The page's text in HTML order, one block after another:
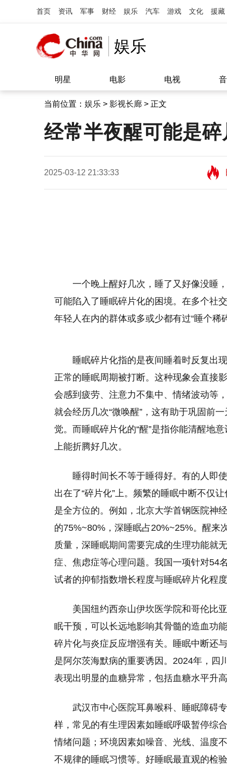
首页 资讯 军事 财经 娱乐 汽车 游戏 文化 援藏
娱乐
明星 电影 电视
当前位置： 娱乐 > 影视长廊 > 正文
经常半夜醒可能是
2025-03-12 21:33:33
一个晚上醒好几次，睡了又好像没睡
可能陷入了睡眠碎片化的困境。在多个社
年轻人在内的群体或多或少都有过“睡个稀
睡眠碎片化指的是夜间睡着时反复出
正常的睡眠周期被打断。这种现象会直接
会感到疲劳、注意力不集中、情绪波动等
就会经历几次“微唤醒”，这有助于巩固前
觉。而睡眠碎片化的“醒”是指你能清醒地
上能折腾好几次。
睡得时间长不等于睡得好。有的人即
出在了“碎片化”上。频繁的睡眠中断不仅
是全方位的。例如，北京大学首钢医院神
的75%~80%，深睡眠占20%~25%。醒来
质量，深睡眠期间需要完成的生理功能就
症、焦虑症等心理问题。我国一项针对54
试者的抑郁指数增长程度与睡眠碎片化程
美国纽约西奈山伊坎医学院和哥伦比
眠干预，可以长远地影响其骨髓的造血功
碎片化与炎症反应增强有关。睡眠中断还
是阿尔茨海默病的重要诱因。2024年，四
表现出明显的血糖异常，包括血糖水平升
武汉市中心医院耳鼻喉科、睡眠障碍
样，常见的有生理因素如睡眠呼吸暂停综
情绪问题；环境因素如噪音、光线、温度
不规律的睡眠习惯等。好睡眠最直观的检